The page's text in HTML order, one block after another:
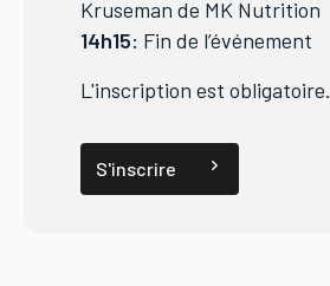
Kruseman de MK Nutrition
14h15: Fin de l’événement
L'inscription est obligatoire.
S'inscrire